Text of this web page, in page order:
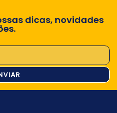
dicas, novidades